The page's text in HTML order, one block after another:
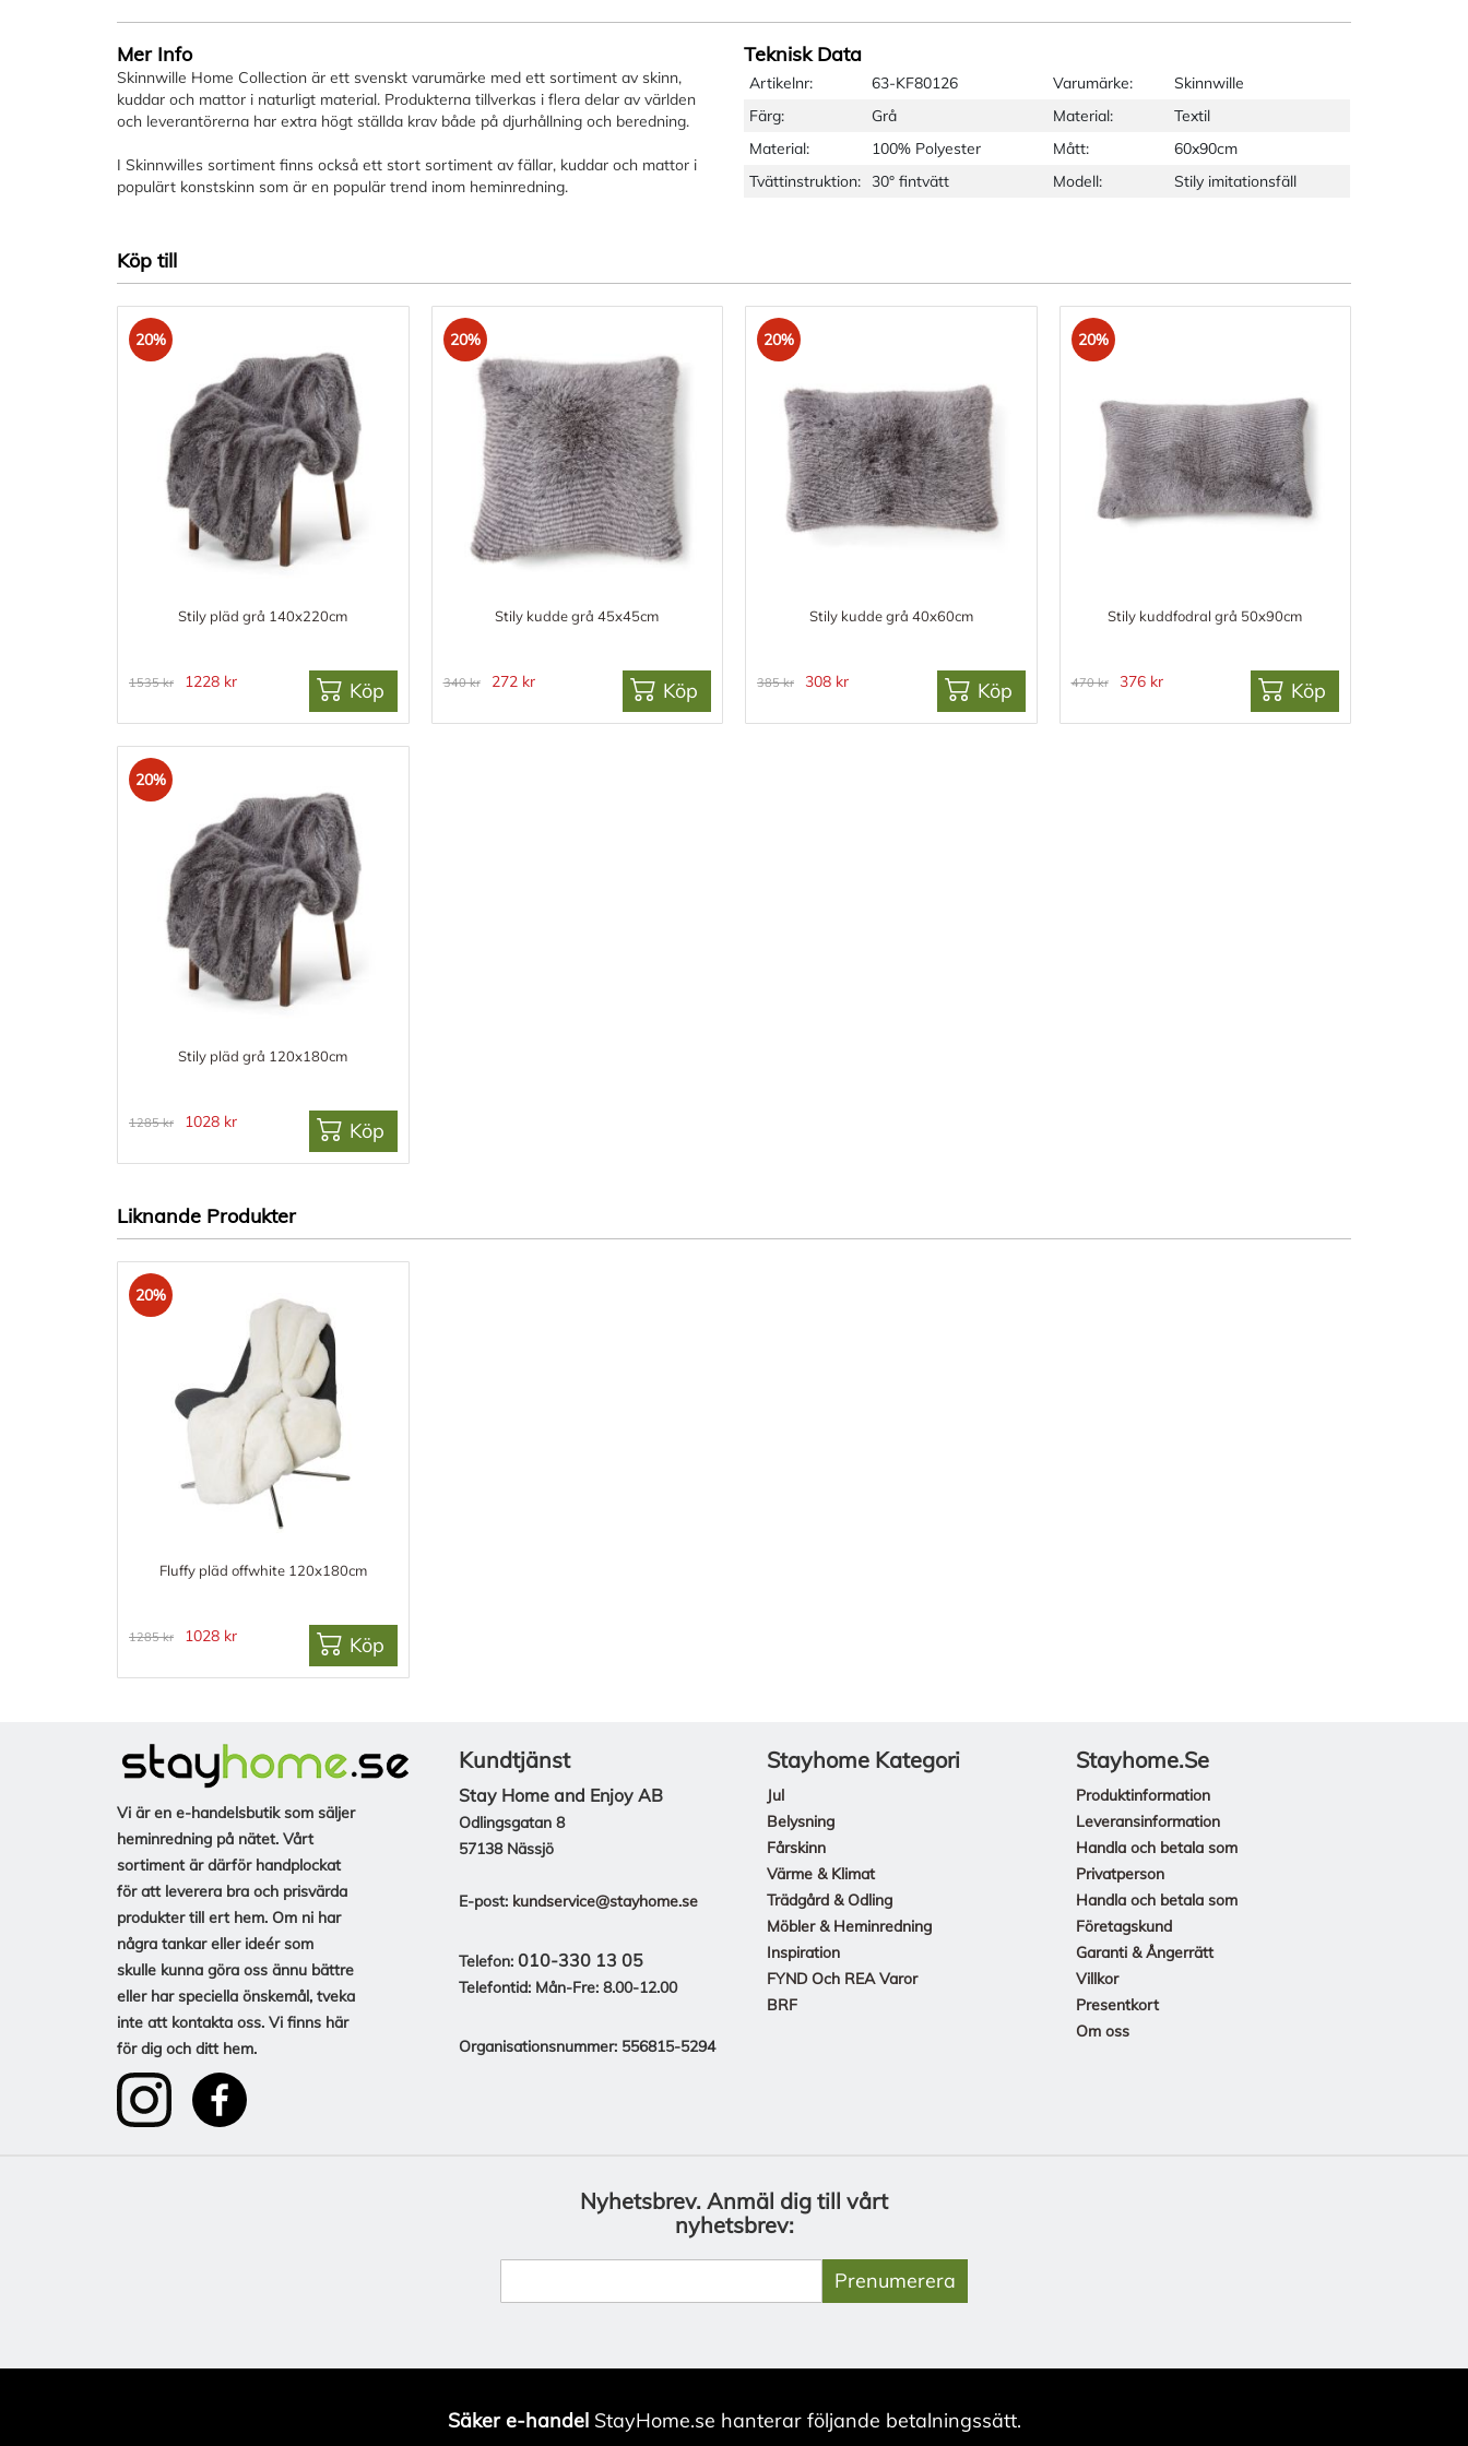
Mer Info
Skinnwille Home Collection är ett svenskt varumärke med ett sortiment av skinn,
kuddar och mattor i naturligt material. Produkterna tillverkas i flera delar av världen
och leverantörerna har extra högt ställda krav både på djurhållning och beredning.
I Skinnwilles sortiment finns också ett stort sortiment av fällar, kuddar och mattor i
populärt konstskinn som är en populär trend inom heminredning.
Teknisk Data
Artikelnr: 63-KF80126 Varumärke:
Skinnwille
Färg:
Grå Material:
Textil
Material:
100% Polyester Mått:
60x90cm
Tvättinstruktion:
30° fintvätt Modell: Stily imitationsfäll
Köp till
20%
Stily pläd grå 140x220cm
1535 kr 1228 kr Köp
20%
Stily kudde grå 45x45cm
340 kr 272 kr Köp
20%
Stily kudde grå 40x60cm
385 kr 308 kr Köp
20%
Stily kuddfodral grå 50x90cm
470 kr 376 kr Köp
20%
Stily pläd grå 120x180cm
1285 kr 1028 kr Köp
Liknande Produkter
20%
Fluffy pläd offwhite 120x180cm
1285 kr 1028 kr Köp
Vi är en e-handelsbutik som säljer
heminredning på nätet. Vårt
sortiment är därför handplockat
för att leverera bra och prisvärda
produkter till ert hem. Om ni har
några tankar eller ideér som
skulle kunna göra oss ännu bättre
eller har speciella önskemål, tveka
inte att kontakta oss. Vi finns här
för dig och ditt hem.
Kundtjänst
Stay Home and Enjoy AB
Odlingsgatan 8
57138 Nässjö
E-post: kundservice@stayhome.se
Telefon: 010-330 13 05
Telefontid: Mån-Fre: 8.00-12.00
Organisationsnummer: 556815-5294
Stayhome Kategori
Jul
Belysning
Fårskinn
Värme & Klimat
Trädgård & Odling
Möbler & Heminredning
Inspiration
FYND Och REA Varor
BRF
Stayhome.se
Produktinformation
Leveransinformation
Handla och betala som
Privatperson
Handla och betala som
Företagskund
Garanti & Ångerrätt
Villkor
Presentkort
Om oss
Nyhetsbrev. Anmäl dig till vårt
nyhetsbrev:
Prenumerera
Säker e-handelStayHome.se hanterar följande betalningssätt.